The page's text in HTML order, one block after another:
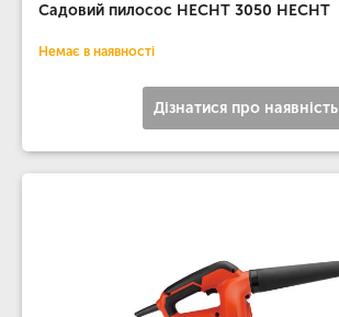
Садовий пилосос HECHT 3050 HECHT
Немає в наявності
Дізнатися про наявність